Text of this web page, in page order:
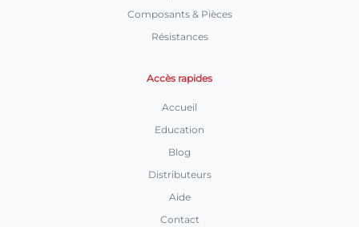
Composants & Pièces
Résistances
Accès rapides
Accueil
Education
Blog
Distributeurs
Aide
Contact